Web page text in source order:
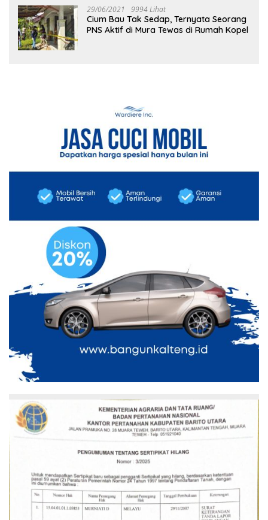
29/06/2021 9994 Lihat
Cium Bau Tak Sedap, Ternyata Seorang
PNS Aktif di Mura Tewas di Rumah Kopel